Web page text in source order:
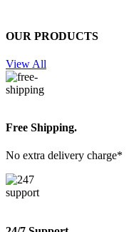
OUR PRODUCTS
View All
Free Shipping.
No extra delivery charge*